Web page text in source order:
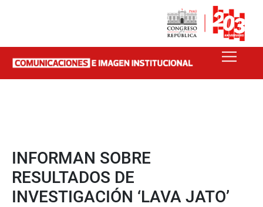
INFORMAN SOBRE
RESULTADOS DE
INVESTIGACIÓN ‘LAVA JATO’